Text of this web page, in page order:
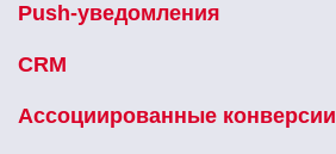
Push-уведомления
CRM
Ассоциированные конверсии